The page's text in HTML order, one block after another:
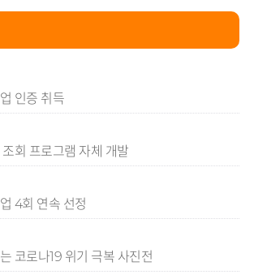
인증 취득
회 프로그램 자체 개발
4회 연속 선정
코로나19 위기 극복 사진전